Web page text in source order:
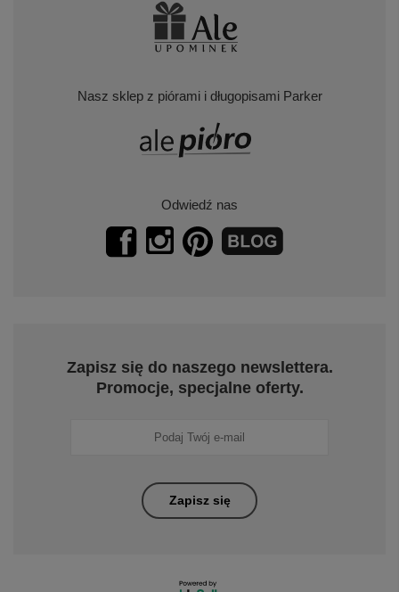
Nasz sklep z piórami i długopisami Parker
Odwiedź nas
Zapisz się do naszego newslettera.
Promocje, specjalne oferty.
Zapisz się